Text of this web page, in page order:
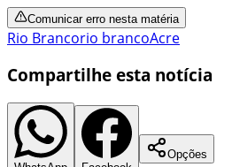
Comunicar erro nesta matéria
Rio Brancorio brancoAcre
Compartilhe esta notícia
Opções